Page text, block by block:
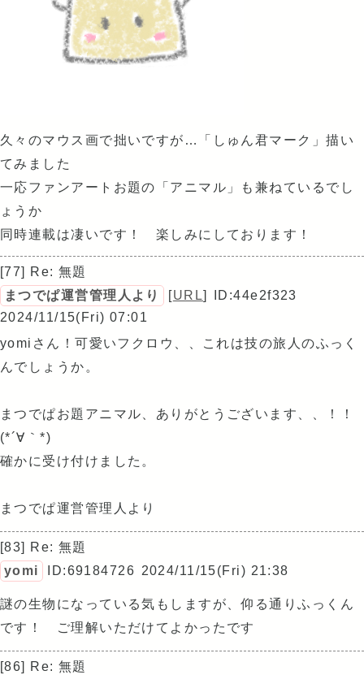
久々のマウス画で拙いですが…「しゅん君マーク」描い
てみました
一応ファンアートお題の「アニマル」も兼ねているでし
ょうか
同時連載は凄いです！ 楽しみにしております！
[77] Re: 無題
まつでぱ運営管理人より
[URL]
ID:44e2f323
2024/11/15(Fri) 07:01
yomiさん！可愛いフクロウ、、これは技の旅人のふっく
んでしょうか。
まつでぱお題アニマル、ありがとうございます、、！！
(*´∀｀*)
確かに受け付けました。
まつでぱ運営管理人より
[83] Re: 無題
yomi
ID:69184726 2024/11/15(Fri) 21:38
謎の生物になっている気もしますが、仰る通りふっくん
です！ ご理解いただけてよかったです
[86] Re: 無題